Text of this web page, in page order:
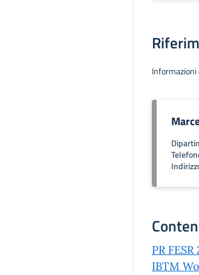
PR
IBTM